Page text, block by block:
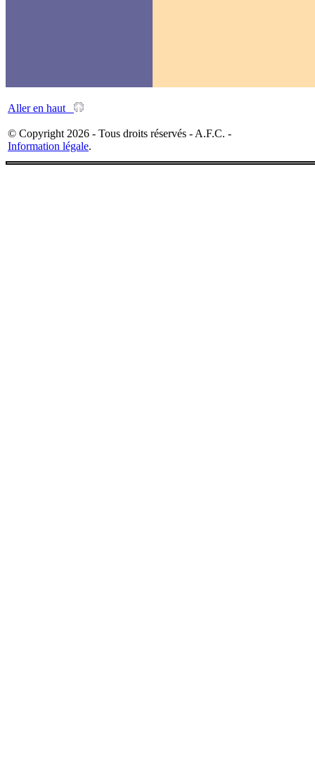
Aller en haut
© Copyright 2026 - Tous droits réservés - A.F.C. -
Information légale.